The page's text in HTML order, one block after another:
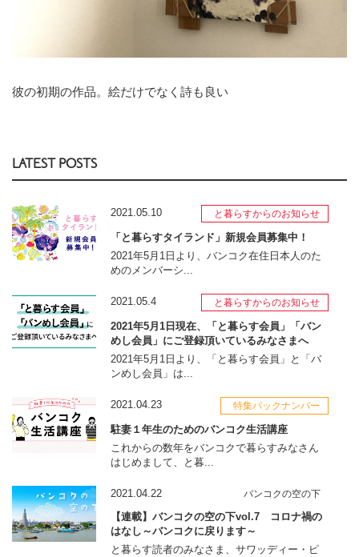
彼の初期の作品。絵だけでなく詩も良い
LATEST POSTS
2021.05.10 と暮らすからのお知らせ
「と暮らすタイランド」新規会員募集中！
2021年5月1日より、バンコク在住日本人のた
めのメンバーシ...
2021.05.4 と暮らすからのお知らせ
2021年5月1日現在、「と暮らす会員」「バン
めし会員」にご登録頂いているみなさまへ
2021年5月1日より、「と暮らす会員」と「バ
ンめし会員」は...
2021.04.23 特集バックナンバー
駐妻１年生のためのバンコク生活講座
これからの数年をバンコクで暮らすみなさん
はじめまして、と暮...
2021.04.22 バンコクの空の下
【連載】バンコクの空の下vol.7 コロナ禍の
はなし～バンコクに戻ります～
と暮らす読者のみなさま、サワッディー・ピ